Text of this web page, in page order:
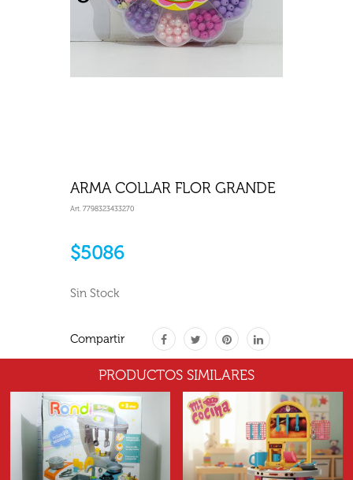
ARMA COLLAR FLOR GRANDE
Art. 7798323433270
$5086
Sin Stock
Compartir
PRODUCTOS SIMILARES